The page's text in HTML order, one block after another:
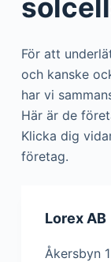
För att
och kanske
har vi
Här är de
Klicka dig
företag.
Lorex AB
Åkersbyn 1